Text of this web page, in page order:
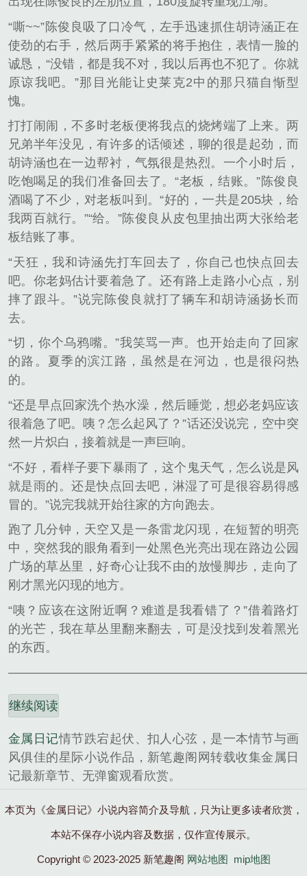
“嘶~~”陈俊良吸了口冷气，左手迅速抓住胡诗涵正在
使劲的右手，然后两手紧紧的将手抱住，表情一脸的
诚恳，“没错，都是我不对，我以后再也不犯了。你就
原谅我吧。”那目光能让史莱克2中的那只猫自惭型
愧。
打打闹闹，不多时老板便将我点的烧烤端了上来。两
兄弟半年没见，有许多的话倾述，聊的很是起劲，而
胡诗涵也在一边帮衬，气氛很是热烈。一个小时后，
吃饱喝足的我们准备回去了。“老板，结账。”陈俊良
酒喝了不少，对老板叫到。“好的，一共是205块，给
我两百就行。”“给。”陈俊良从皮包里抽出两大张给老
板结账了事。
“天狂，我和诗涵先打车回去了，你自己也快点回去
吧。你老妈估计要着急了。还有路上走路小心点，别
摔了跟斗。”说完陈俊良就打了辆车和胡诗涵扬长而
去。
“切，你个乌鸦嘴。”我笑骂一声。也开始走向了回家
的路。夏季的滨江路，虽然是在河边，也是很闷热
的。
“还是早点回家洗个热水澡，然后睡觉，想必老妈应该
很着急了吧。咦？怎么起风了？”话还没说完，空中突
然一片炽白，接着就是一声巨响。
“不好，看样子要下暴雨了，这个鬼天气，怎么说是风
就是雨的。还是快点回去吧，淋湿了可是很容易得感
冒的。”说完我就开始往家的方向跑去。
跑了几分钟，天空又是一条雷龙闪现，在短暂的明亮
中，突然我的眼角看到一处黑色光亮出现在路边公园
广场的草丛里，好奇心让我不由的放慢脚步，走向了
刚才黑光闪现的地方。
“咦？应该在这附近啊？难道是我看错了？”借着路灯
的光芒，我在草丛里翻来翻去，可是没找到发着黑光
的东西。
继续阅读
金属日记情节跌宕起伏、扣人心弦，是一本情节与画
风俱佳的星际小说作品，新笔趣阁网转载收集金属日
记最新章节、无弹窗观看欣赏。
本页为《金属日记》小说内容简介及导航，只为让更多读者欣赏，
本站不保存小说内容及数据，仅作宣传展示。
Copyright © 2023-2025 新笔趣阁 网站地图 mip地图